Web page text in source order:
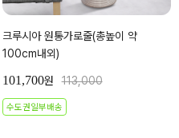
크루시아 원통가로줄(총높이 약
100cm내외)
101,700원 113,000
수도권일부배송